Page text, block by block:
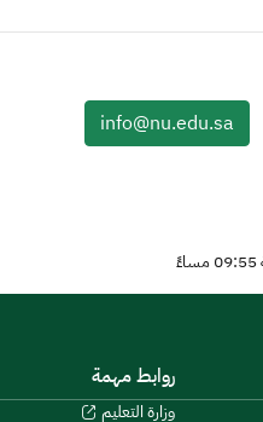
info@nu.edu.sa
روابط مهمة
وزارة التعليم